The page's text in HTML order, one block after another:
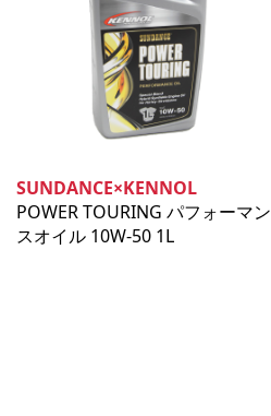
SUNDANCE×KENNOL
POWER TOURING パフォーマン
スオイル 10W‐50 1L